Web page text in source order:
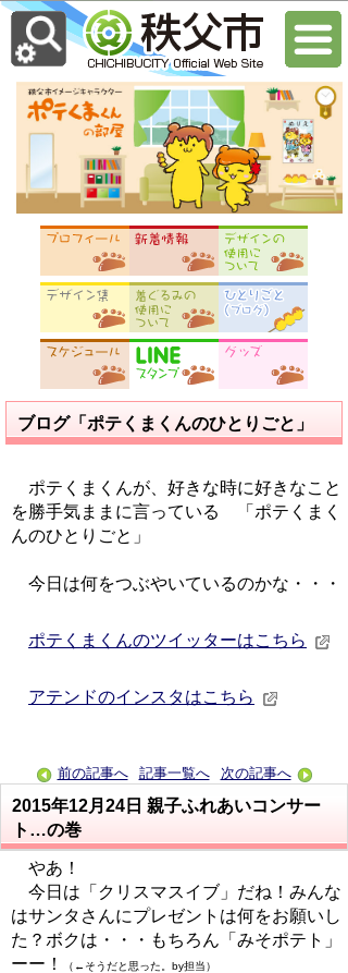
ブログ「ポテくまくんのひとりごと」
ポテくまくんが、好きな時に好きなこと
を勝手気ままに言っている 「ポテくまく
んのひとりごと」
今日は何をつぶやいているのかな・・・
ポテくまくんのツイッターはこちら
アテンドのインスタはこちら
前の記事へ 記事一覧へ 次の記事へ
2015年12月24日 親子ふれあいコンサー
ト…の巻
やあ！
今日は「クリスマスイブ」だね！みんな
はサンタさんにプレゼントは何をお願いし
た？ボクは・・・もちろん「みそポテト」
ーー！
（←そうだと思った。by担当）